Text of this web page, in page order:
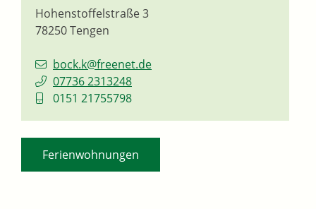
Hohenstoffelstraße 3
78250Tengen
bock.k@freenet.de
07736 2313248
0151 21755798
Ferienwohnungen